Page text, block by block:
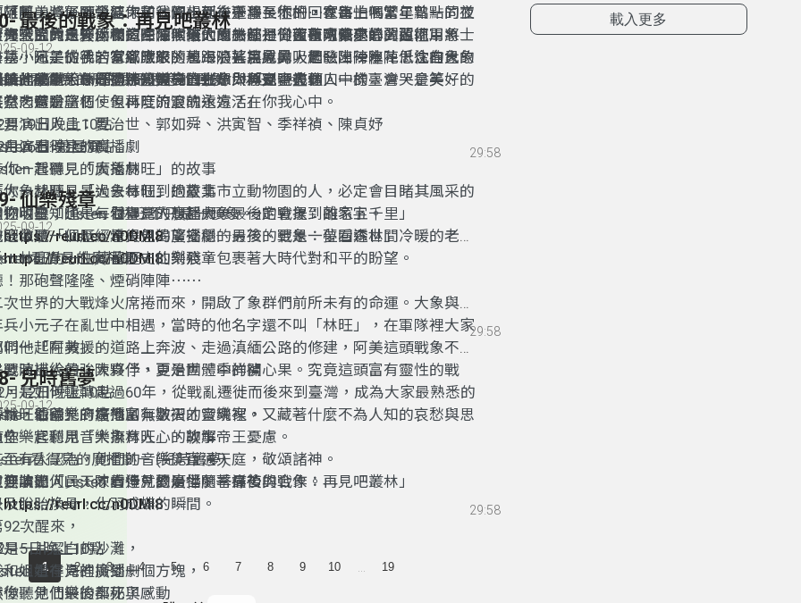
雄鳳山灣仔頭營區，前往圓山而後遷移至木柵，在每一個繁星點點的夜
裡，究竟是什麼樣的回憶，使大象林旺日日夜夜魂牽夢縈？
天空上的白雲，和這陣陣吹來的風，都是從西南方飄來的，西南
⋯⋯這是從我的家鄉吹來的風⋯⋯」用象鼻吸起一陣陣水花，往自己的
睛裡噴灑，林旺彷彿知道自己生命即將到了盡頭。
以此劇獻給——你我最思念的戰象「林旺」。
然肉體會腐朽、但林旺的靈魂永遠活在你我心中。
月26日晚上10點
看得見的廣播劇
你一起聽見「大象林旺」的故事
迎收聽「Listen 看得見的廣播劇─最後的戰象：夢回森林」
https://reurl.cc/n0DMl8
「阿美」。戰爭結束了，沒想到在千里長征的回家路上，當年曾一同並
作戰的大象夥伴們竟一個個離他而去⋯⋯仰望著剛修建好的遠征軍將士
墓，阿美彷彿若有感應般，也跟隨著哀戚的人們發出一陣陣低沈的象
。
阿美，將軍下令要你和我們一起去臺灣，你⋯⋯會害怕嗎？ 」
海來台的三天兩夜，在漆黑偌大的船艙裡，大象阿美小心翼翼地用象鼻
找小元子的手。當意識跟隨著海浪搖搖晃晃，暈眩、徬徨、思念在大象
美的腦中不斷擺盪，阿美一直在想：「究竟人們口中的臺灣，是美好的
堂，還是一個使象再度流浪的遠方？」
誰，成為大象心頭那盞明亮的光？大象是否也像人一樣，會哭會笑、有
有悲有盼望？
月19日晚上10點
看得見的廣播劇
你一起聽見「大象林旺」的故事
迎收聽「Listen 看得見的廣播劇─最後的戰象：離家五千里」
https://reurl.cc/n0DMl8
最後的戰象：再見吧叢林
09-12
看得見的廣播劇－ 最後的戰象：再見吧叢林
要演出人員：夏治世、郭如舜、洪寅智、季祥禎、陳貞妤
白演出: 蕭曼屏
大象林旺」是過去每個到過臺北市立動物園的人，必定會目睹其風采的
物明星；也是每個臺灣人想起大象，一定會提到的名字。
你可曾知道——「林旺不只是一頭象。」
既像是一個歷經烽火但渴望安穩的男孩、更是一位看透世間冷暖的老
，林旺的一生藏著歷史的刻痕，包裹著大時代對和平的盼望。
！那砲聲隆隆、煙硝陣陣⋯⋯
次世界的大戰烽火席捲而來，開啟了象群們前所未有的命運。大象與少
兵小元子在亂世中相遇，當時的他名字還不叫「林旺」，在軍隊裡大家
叫他「阿美」。
們一起在救援的道路上奔波、走過滇緬公路的修建，阿美這頭戰象不僅
戰時補給的強大夥伴，更是團體中的開心果。究竟這頭富有靈性的戰
，是如何輾轉走過60年，從戰亂遷徙而後來到臺灣，成為大家最熟悉的
林旺爺爺」？在他富有皺褶的靈魂裡，又藏著什麼不為人知的哀愁與思
？
月12日晚上10點
看得見的廣播劇
你一起聽見「大象林旺」的故事
迎收聽「Listen 看得見的廣播劇─最後的戰象：再見吧叢林」
https://reurl.cc/n0DMl8
29:58
仙樂殘章
09-12
看得見的廣播劇－ 仙樂殘章
要演出人員：陳貞伃、夏治世、季祥禎
說，仙國樂府培育了無數天才音樂家。
些樂官利用音樂撫育人心，聊解帝王憂慮。
至有人認為，他們的音樂能直通天庭，敬頌諸神。
無論如何，天才的造就總是伴隨著痛苦與合作。
及脫胎換骨，化羽成蝶的瞬間。
月5日晚上10點
看得見的廣播劇
你聽見仙樂的奧秘與感動
29:58
兒時舊夢
09-12
看得見的廣播劇－ (兒時舊夢)
要演出人員：陳貞伃、夏治世、季祥禎
92次醒來，
是一片潔白的沙灘，
和姐姐在海裡撿到一個方塊，
後，他們最後都死了。
29:58
1 2 3 4 5 6 7 8 9 10 19
載入更多